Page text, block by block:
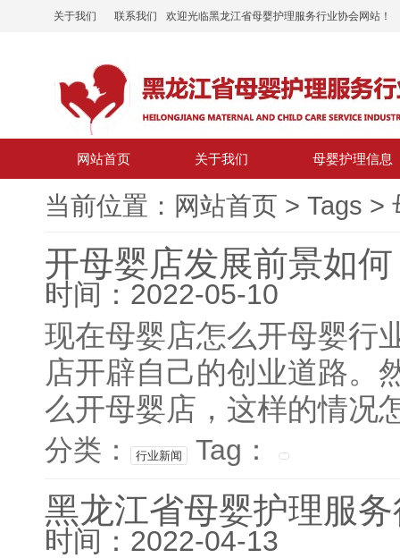
关于我们 联系我们 欢迎光临黑龙江省母婴护理服务行业协会网站！
网站首页 关于我们 母婴护理信息
当前位置： 网站首页 > Tags >
开母婴店发展前景如
时间：2022-05-10
现在母婴店怎么开母婴行
店开辟自己的创业道路。
么开母婴店，这样的情况
分类： 行业新闻 Tag：
黑龙江省母婴护理服
时间：2022-04-13